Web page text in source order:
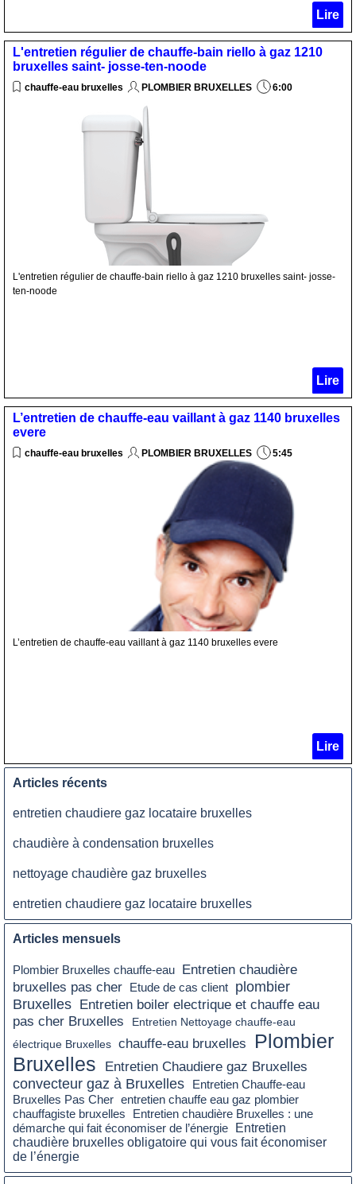
Lire
L'entretien régulier de chauffe-bain riello à gaz 1210
bruxelles saint- josse-ten-noode
chauffe-eau bruxelles PLOMBIER BRUXELLES 6:00
L'entretien régulier de chauffe-bain riello à gaz 1210 bruxelles saint- josse-
ten-noode
Lire
L’entretien de chauffe-eau vaillant à gaz 1140 bruxelles
evere
chauffe-eau bruxelles PLOMBIER BRUXELLES 5:45
L’entretien de chauffe-eau vaillant à gaz 1140 bruxelles evere
Lire
Articles récents
entretien chaudiere gaz locataire bruxelles
chaudière à condensation bruxelles
nettoyage chaudière gaz bruxelles
entretien chaudiere gaz locataire bruxelles
Articles mensuels
Plombier Bruxelles chauffe-eau Entretien chaudière
bruxelles pas cher Etude de cas client plombier
Bruxelles Entretien boiler electrique et chauffe eau
pas cher Bruxelles
Entretien Nettoyage chauffe-eau
électrique Bruxelles chauffe-eau bruxelles
Plombier
Bruxelles
Entretien Chaudiere gaz Bruxelles
convecteur gaz à Bruxelles
Entretien Chauffe-eau
Bruxelles Pas Cher entretien chauffe eau gaz plombier
chauffagiste bruxelles
Entretien chaudière Bruxelles : une
démarche qui fait économiser de l’énergie
Entretien
chaudière bruxelles obligatoire qui vous fait économiser
de l’énergie